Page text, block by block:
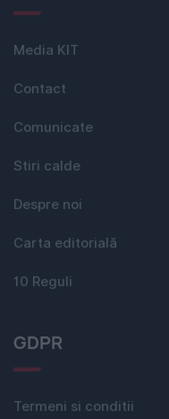
Media KIT
Contact
Comunicate
Stiri calde
Despre noi
Carta editorială
10 Reguli
GDPR
Termeni si conditii